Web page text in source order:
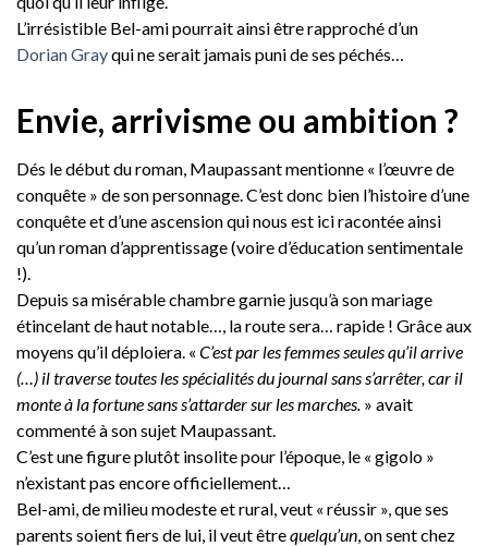
L’irrésistible Bel-ami pourrait ainsi être rapproché d’un
Dorian Grayqui ne serait jamais puni de ses péchés…
Envie, arrivisme ou ambition ?
Dés le début du roman, Maupassant mentionne « l’œuvre de
conquête » de son personnage. C’est donc bien l’histoire d’une
conquête et d’une ascension qui nous est ici racontée ainsi
qu’un roman d’apprentissage (voire d’éducation sentimentale
!).
Depuis sa misérable chambre garnie jusqu’à son mariage
étincelant de haut notable…, la route sera… rapide ! Grâce aux
moyens qu’il déploiera. « C’est par les femmes seules qu’il arrive
(…) il traverse toutes les spécialités du journal sans s’arrêter, car il
monte à la fortune sans s’attarder sur les marches. » avait
commenté à son sujet Maupassant.
C’est une figure plutôt insolite pour l’époque, le « gigolo »
n’existant pas encore officiellement…
Bel-ami, de milieu modeste et rural, veut « réussir », que ses
parents soient fiers de lui, il veut êtrequelqu’un , on sent chez